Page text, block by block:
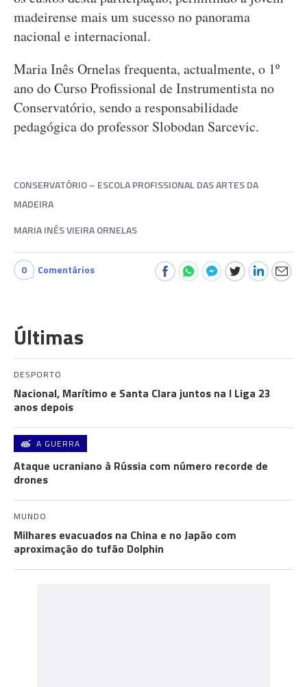
madeirense mais um sucesso no panorama
nacional e internacional.
Maria Inês Ornelas frequenta, actualmente, o 1º
ano do Curso Profissional de Instrumentista no
Conservatório, sendo a responsabilidade
pedagógica do professor Slobodan Sarcevic.
CONSERVATÓRIO – ESCOLA PROFISSIONAL DAS ARTES DA
MADEIRA
MARIA INÊS VIEIRA ORNELAS
0 Comentários
Últimas
DESPORTO
Nacional, Marítimo e Santa Clara juntos na I Liga 23
anos depois
A GUERRA
Ataque ucraniano à Rússia com número recorde de
drones
MUNDO
Milhares evacuados na China e no Japão com
aproximação do tufão Dolphin